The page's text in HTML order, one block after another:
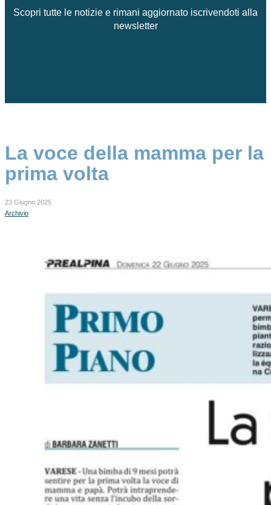
Scopri tutte le notizie e rimani aggiornato iscrivendoti alla
newsletter
La voce della mamma per la
prima volta
23 Giugno 2025
Archivio